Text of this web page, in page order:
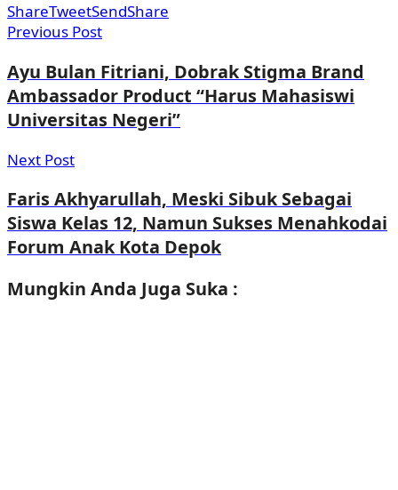
ShareTweetSendShare
Previous Post
Ayu Bulan Fitriani, Dobrak Stigma Brand
Ambassador Product “Harus Mahasiswi
Universitas Negeri”
Next Post
Faris Akhyarullah, Meski Sibuk Sebagai
Siswa Kelas 12, Namun Sukses Menahkodai
Forum Anak Kota Depok
Mungkin Anda Juga Suka :